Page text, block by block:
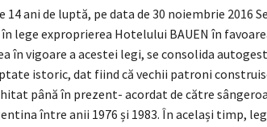
14 ani de luptă, pe data de 30 noiembrie 2016
lege exproprierea Hotelului BAUEN în
în vigoare a acestei legi, se consolida
istoric, dat fiind că vechii patroni
până în prezent- acordat de către
între anii 1976 și 1983. În același timp,